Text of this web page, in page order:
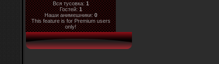
Вся тусовка:1
Гостей:1
Наши анимешники:0
This feature is for Premium users
only!